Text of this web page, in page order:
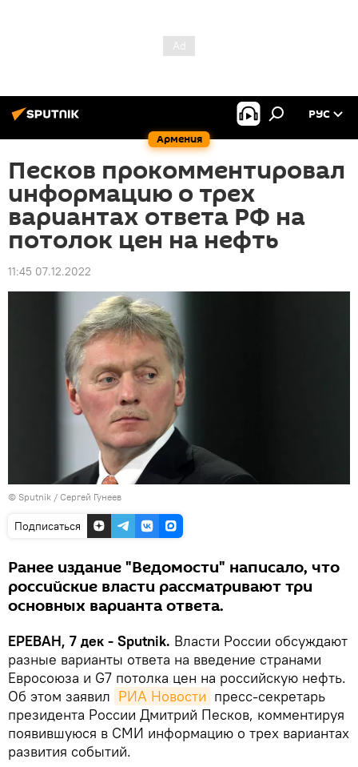
Армения
РУС
Песков прокомментировал
информацию о трех
вариантах ответа РФ на
потолок цен на нефть
11:45 07.12.2022
© Sputnik / Сергей Гунеев
Подписаться
Ранее издание "Ведомости" написало, что
российские власти рассматривают три
основных варианта ответа.
ЕРЕВАН, 7 дек - Sputnik. Власти России обсуждают
разные варианты ответа на введение странами
Евросоюза и G7 потолка цен на российскую нефть.
Об этом заявил РИА Новости пресс-секретарь
президента России Дмитрий Песков, комментируя
появившуюся в СМИ информацию о трех вариантах
развития событий.